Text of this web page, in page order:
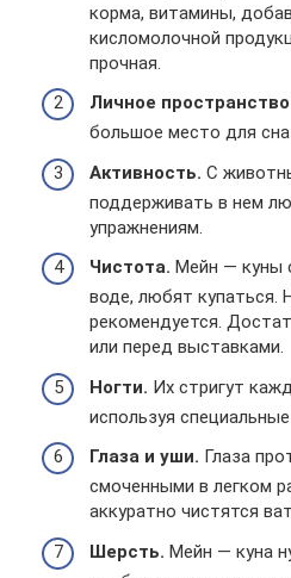
корма, витамины,
кисломолочной
прочная.
Личное
большое место для
Активность. С
поддерживать в нем
упражнениям.
Чистота. Мейн — куны
воде, любят купаться.
рекомендуется.
или перед выставками.
Ногти. Их стригут
используя
Глаза и уши. Глаза
смоченными в легком
аккуратно чистятся
Шерсть. Мейн — куна